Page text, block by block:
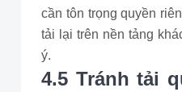
cần tôn trọng quyền
tải lại trên nền tảng
ý.
4.5 Tránh tải